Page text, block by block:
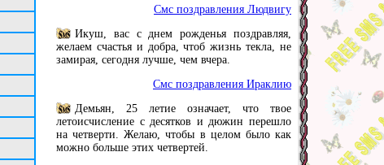
Смс поздравления Людвигу
Икуш, вас с днем рожденья поздравляя,
желаем счастья и добра, чтоб жизнь текла, не
замирая, сегодня лучше, чем вчера.
Смс поздравления Ираклию
Демьян, 25 летие означает, что твое
летоисчисление с десятков и дюжин перешло
на четверти. Желаю, чтобы в целом было как
можно больше этих четвертей.